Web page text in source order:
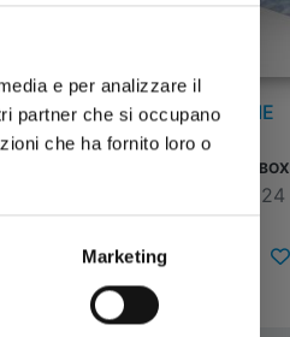
e per analizzare il
partner che si occupano
che ha fornito loro o
Marketing
SUZUME
COMPLETE BOX
11/06/2024
€ 25,90